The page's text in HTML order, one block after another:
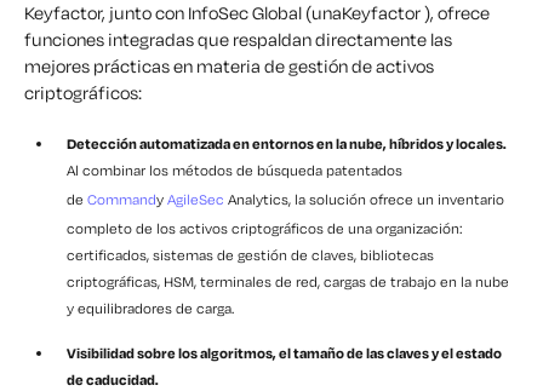
Keyfactor, junto con InfoSec Global (unaKeyfactor ), ofrece
funciones integradas que respaldan directamente las
mejores prácticas en materia de gestión de activos
criptográficos:
Detección automatizada en entornos en la nube, híbridos y locales.
Al combinar los métodos de búsqueda patentados
de Commandy AgileSec Analytics, la solución ofrece un inventario
completo de los activos criptográficos de una organización:
certificados, sistemas de gestión de claves, bibliotecas
criptográficas, HSM, terminales de red, cargas de trabajo en la nube
y equilibradores de carga.
Visibilidad sobre los algoritmos, el tamaño de las claves y el estado
de caducidad.